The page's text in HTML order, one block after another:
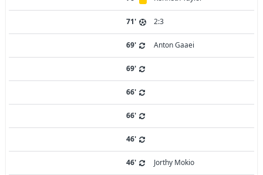
71' 2:3
69' Anton Gaaei
69'
66'
66'
46'
46' Jorthy Mokio